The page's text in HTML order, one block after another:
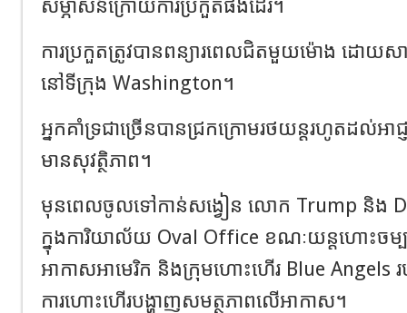
សម្ភាសន៍ក្រោយការប្រកួតផងដែរ។
ការប្រកួតត្រូវបានពន្យារពេលជិតមួយម៉ោង ដោយសារក
នៅទីក្រុង Washington។
អ្នកគាំទ្រជាច្រើនបានជ្រកក្រោមរថយន្តរហូតដល់អាជ្
មានសុវត្ថិភាព។
មុនពេលចូលទៅកាន់សង្វៀន លោក Trump និង
ក្នុងការិយាល័យ Oval Office ខណៈយន្តហោះចម្
អាកាសអាមេរិក និងក្រុមហោះហើរ Blue Angels
ការហោះហើរបង្ហាញសមត្ថភាពលើអាកាស។